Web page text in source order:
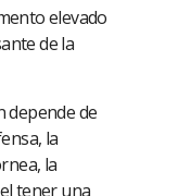
elevado
de la
depende de
la
la
tener una